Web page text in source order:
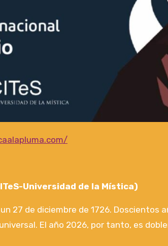
Universidad de la Mística)
27 de diciembre de 1726. Doscientos
El año 2026, por tanto, es